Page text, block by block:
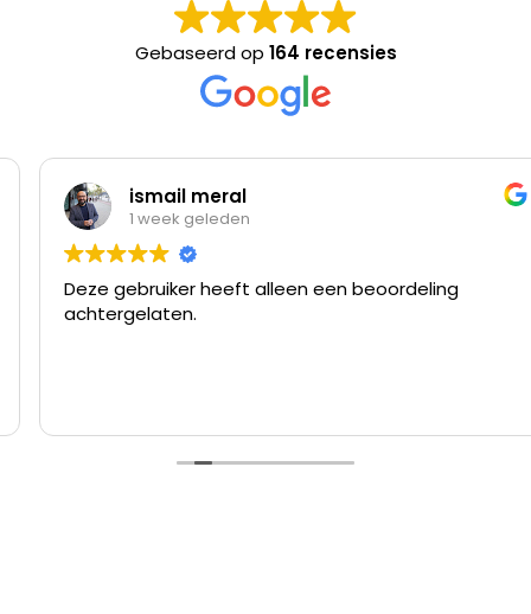
Gebaseerd op 164 recensies
ismail meral
1 week geleden
Deze gebruiker heeft alleen een beoordeling
achtergelaten.